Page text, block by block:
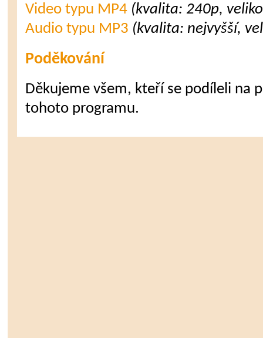
Video typu MP4 (kvalita: 240p,
Audio typu MP3 (kvalita: nejvyšší,
Poděkování
Děkujeme všem, kteří se podíleli na
tohoto programu.